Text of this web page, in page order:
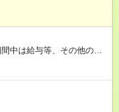
中は給与等、その他の待
ます。超過分には別途、
す。